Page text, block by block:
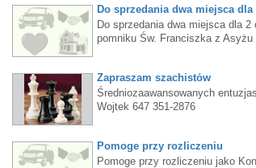
Do sprzedania dwa miejsca
Do sprzedania dwa miejsca dla
pomniku Św. Franciszka z
Zapraszam szachistów
Średniozaawansowanych
Wojtek 647 351-2876
Pomoge przy rozliczeniu
Pomoge przy rozliczeniu jako